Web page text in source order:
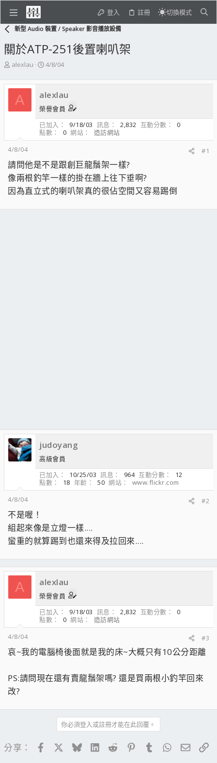
登入 註冊 切換模式
新型 Audio 裝置 / Speaker 影音播放設備
關於ATP-251後置喇叭架
主
發
人
alexlau
開
日
期
4/8/04
A alexlau
榮譽會員
已加入
9/18/03 訊息 2,832 互動分數
0
點數
0 網站
造訪網站
4/8/04
#1
請問他是不是跟創巨龍鬚架一樣?
像兩根釣竿一樣的掛在牆上往下垂啊?
因為直立式的喇叭架真的很佔空間又容易踢倒
judoyang
高級會員
已加入
10/25/03 訊息 964 互動分數
12
點數
18 年齡 50 網站
www.flickr.com
4/8/04
#2
不是喔！
組起來像是立燈一樣....
蠻重的就算踢到也還來得及拉回來....
A alexlau
榮譽會員
已加入
9/18/03 訊息 2,832 互動分數
0
點數
0 網站
造訪網站
4/8/04
#3
哀~我的電腦椅後面就是我的床~大概只有10公分距離
PS:請問現在還有賣龍鬚架嗎? 還是買兩根小釣竿回來
改?
你必須登入或註冊才能在此回覆。
分享： FacebookBlueskyLinkedIn
Reddit PinterestTumblrWhatsApp
電子